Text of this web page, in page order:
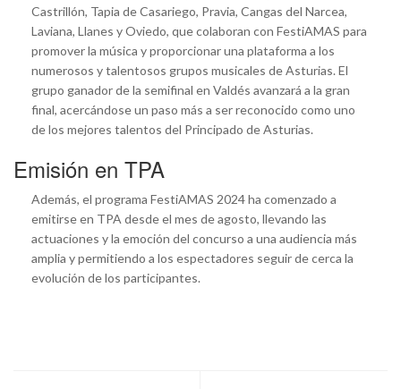
Castrillón, Tapia de Casariego, Pravia, Cangas del Narcea,
Laviana, Llanes y Oviedo, que colaboran con FestiAMAS para
promover la música y proporcionar una plataforma a los
numerosos y talentosos grupos musicales de Asturias. El
grupo ganador de la semifinal en Valdés avanzará a la gran
final, acercándose un paso más a ser reconocido como uno
de los mejores talentos del Principado de Asturias.
Emisión en TPA
Además, el programa FestiAMAS 2024 ha comenzado a
emitirse en TPA desde el mes de agosto, llevando las
actuaciones y la emoción del concurso a una audiencia más
amplia y permitiendo a los espectadores seguir de cerca la
evolución de los participantes.